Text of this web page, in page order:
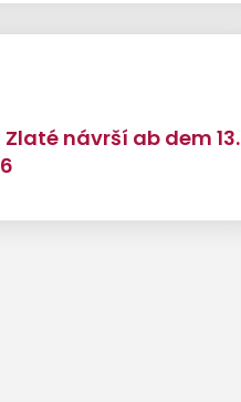
návrší ab dem 13.